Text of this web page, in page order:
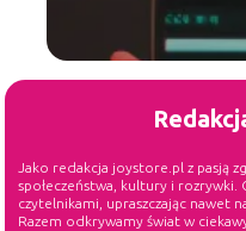
Jako redakcja joystore.pl z pasją
społeczeństwa, kultury i rozrywki.
czytelnikami, upraszczając nawet
Razem odkrywamy świat w